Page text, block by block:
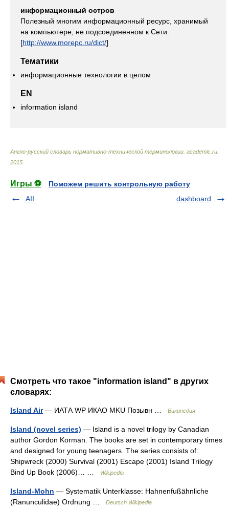
информационный остров
Полезный многим информационный ресурс, хранимый
на компьютере, не подсоединенном к Сети.
[http://www.morepc.ru/dict/]
Тематики
информационные технологии в целом
EN
information island
Англо-русский словарь нормативно-технической терминологии academic.ru
2015
Игры ⚽
Поможем решить контрольную работу
AII
dashboard
Смотреть что такое "information island" в других
словарях:
Island Air— ИАТА WP ИКАО MKU Позывн … Википедия
Island (novel series) — Island is a novel trilogy by Canadian
author Gordon Korman. The books are set in contemporary times
and designed for young teenagers. The series consists of:
Shipwreck (2000) Survival (2001) Escape (2001) Island Trilogy
Bind Up Book (2006)… …
Wikipedia
Island-Mohn — Systematik Unterklasse: Hahnenfußähnliche
(Ranunculidae) Ordnung …
Deutsch Wikipedia